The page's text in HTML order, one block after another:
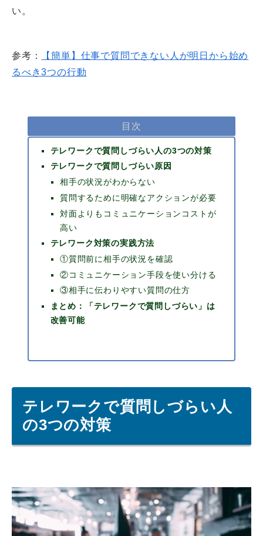
い。
参考：
【簡単】仕事で質問できない人が明日から始め
るべき3つの行動
目次
テレワークで質問しづらい人の3つの対策
テレワークで質問しづらい原因
相手の状況がわからない
質問するために明確なアクションが必要
対面よりもコミュニケーションコストが
高い
テレワーク対策の実践方法
①質問前に相手の状況を確認
②コミュニケーション手段を使い分ける
③相手に伝わりやすい質問の仕方
まとめ：「テレワークで質問しづらい」は
改善可能
テレワークで質問しづらい人
の3つの対策